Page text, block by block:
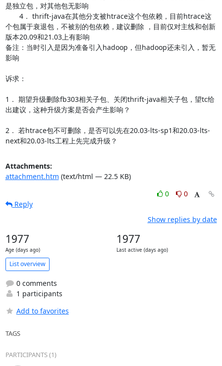
是独立包，对其他包无影响
个包属于衰退包，不被别的包依赖，建议删除 ，目前仅对主线和创新
版本20.09和21.03上有影响
备注：当时引入是因为准备引入hadoop，但hadoop还未引入，暂无
影响
诉求：
1． 期望升级删除fb303相关子包、关闭thrift-java相关子包，望tc给
出建议，这种升级方案是否会产生影响？
2． 若htrace包不可删除，是否可以先在20.03-lts-sp1和20.03-lts-
next和20.03-lts工程上先完成升级？
Attachments:
attachment.htm (text/html — 22.5 KB)
0
0
Reply
Show replies by date
1977
Age (days ago)
1977
Last active (days ago)
List overview
0 comments
1 participants
Add to favorites
TAGS
PARTICIPANTS (1)